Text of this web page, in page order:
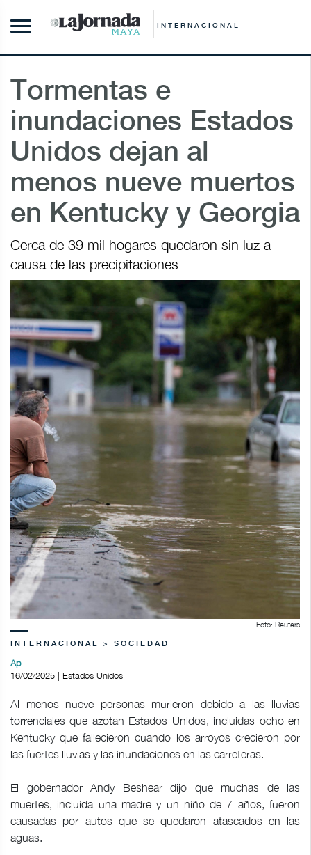
INTERNACIONAL
Tormentas e
inundaciones Estados
Unidos dejan al
menos nueve muertos
en Kentucky y Georgia
Cerca de 39 mil hogares quedaron sin luz a
causa de las precipitaciones
Foto: Reuters
INTERNACIONAL > SOCIEDAD
Ap
16/02/2025 | Estados Unidos
Al menos nueve personas murieron debido a las lluvias
torrenciales que azotan Estados Unidos, incluidas ocho en
Kentucky que fallecieron cuando los arroyos crecieron por
las fuertes lluvias y las inundaciones en las carreteras.
El gobernador Andy Beshear dijo que muchas de las
muertes, incluida una madre y un niño de 7 años, fueron
causadas por autos que se quedaron atascados en las
aguas.